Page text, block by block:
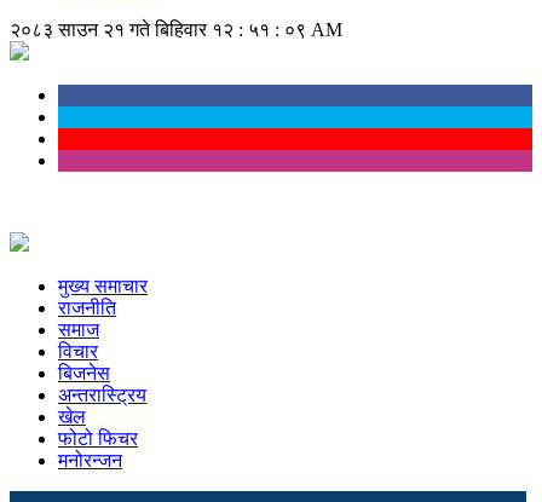
२०८३ साउन २१ गते बिहिवार १२ : ५१ : ०९ AM
मुख्य समाचार
राजनीति
समाज
विचार
बिजनेस
अन्तरास्ट्रिय
खेल
फोटो फिचर
मनोरन्जन